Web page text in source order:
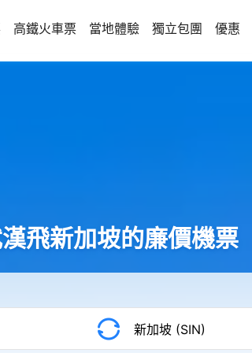
高鐵火車票 當地體驗 獨立包團 優惠
飛新加坡的廉價機票